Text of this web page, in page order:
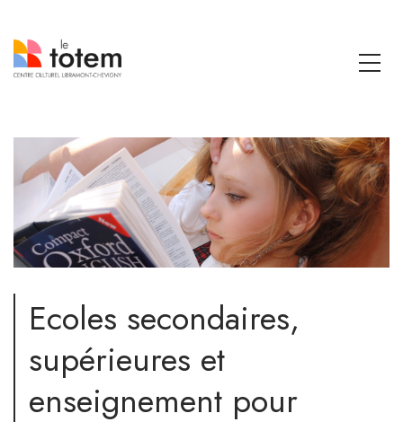
Ecoles secondaires,
supérieures et
enseignement pour